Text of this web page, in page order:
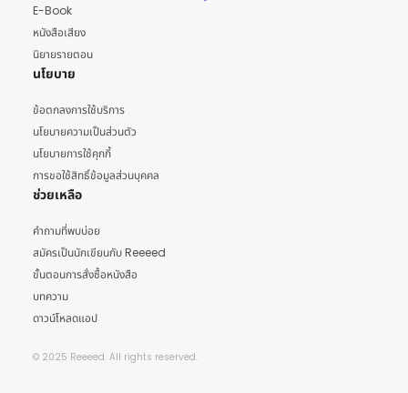
E-Book
หนังสือเสียง
นิยายรายตอน
นโยบาย
ข้อตกลงการใช้บริการ
นโยบายความเป็นส่วนตัว
นโยบายการใช้คุกกี้
การขอใช้สิทธิ์ข้อมูลส่วนบุคคล
ช่วยเหลือ
คำถามที่พบบ่อย
สมัครเป็นนักเขียนกับ Reeeed
ขั้นตอนการสั่งซื้อหนังสือ
บทความ
ดาวน์โหลดแอป
© 2025 Reeeed. All rights reserved.